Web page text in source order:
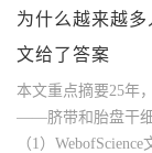
为什么越来越
文给了答案
本文重点摘要25年
——脐带和胎盘干细
（1）